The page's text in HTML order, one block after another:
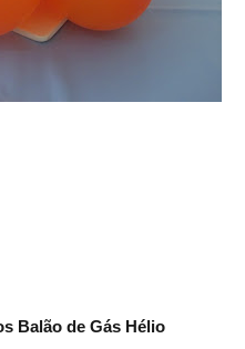
Balão de Gás Hélio